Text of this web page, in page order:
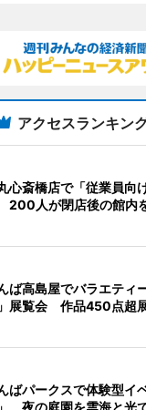
アクセスランキン
心斎橋店で「従業員向
200人が閉店後の館内
ば高島屋でバラエティ
展覧会 作品450点超
ばパークスで体験型イ